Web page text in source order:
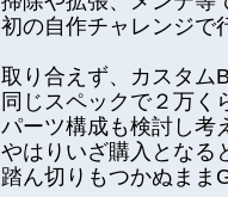
初の自作チャレンジで
取り合えず、カスタム
同じスペックで２万く
パーツ構成も検討し考
やはりいざ購入となる
踏ん切りもつかぬまま